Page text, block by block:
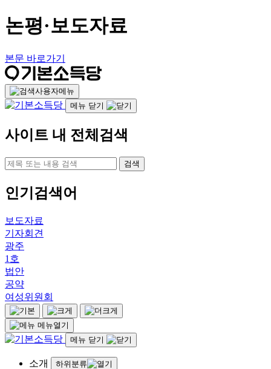
논평·보도자료
본문 바로가기
사용자메뉴
메뉴 닫기
사이트 내 전체검색
검색
인기검색어
보도자료
기자회견
광주
1호
법안
공약
여성위원회
메뉴열기
메뉴 닫기
소개 하위분류